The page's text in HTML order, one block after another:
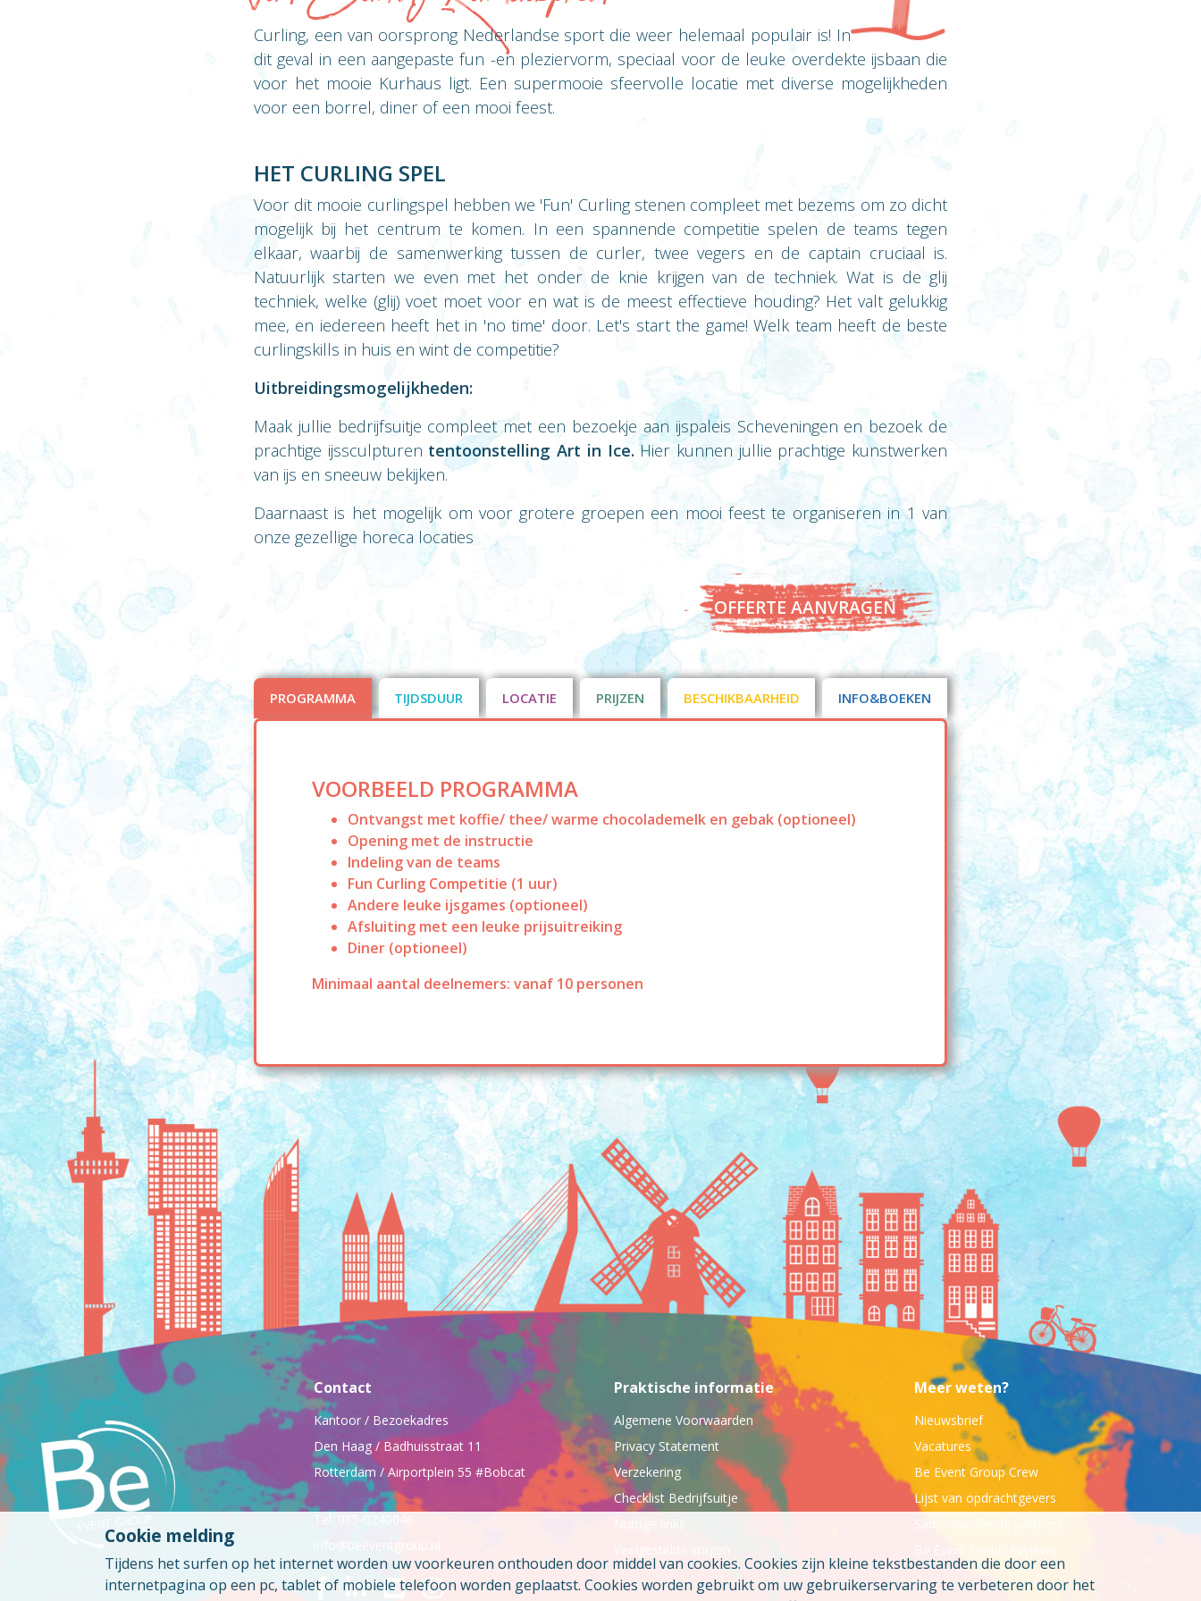
Curling, een van oorsprong Nederlandse sport die weer helemaal populair is! In
dit geval in een aangepaste fun -en pleziervorm, speciaal voor de leuke overdekte ijsbaan die
voor het mooie Kurhaus ligt. Een supermooie sfeervolle locatie met diverse mogelijkheden
voor een borrel, diner of een mooi feest.
HET CURLING SPEL
Voor dit mooie curlingspel hebben we 'Fun' Curling stenen compleet met bezems om zo dicht
mogelijk bij het centrum te komen. In een spannende competitie spelen de teams tegen
elkaar, waarbij de samenwerking tussen de curler, twee vegers en de captain cruciaal is.
Natuurlijk starten we even met het onder de knie krijgen van de techniek. Wat is de glij
techniek, welke (glij) voet moet voor en wat is de meest effectieve houding? Het valt gelukkig
mee, en iedereen heeft het in 'no time' door. Let's start the game! Welk team heeft de beste
curlingskills in huis en wint de competitie?
Uitbreidingsmogelijkheden:
Maak jullie bedrijfsuitje compleet met een bezoekje aan ijspaleis Scheveningen en bezoek de
prachtige ijssculpturen tentoonstelling Art in Ice.Hier kunnen jullie prachtige kunstwerken
van ijs en sneeuw bekijken.
Daarnaast is het mogelijk om voor grotere groepen een mooi feest te organiseren in 1 van
onze gezellige horeca locaties
OFFERTE AANVRAGEN
PROGRAMMA TIJDSDUUR LOCATIE PRIJZEN BESCHIKBAARHEID INFO&BOEKEN
VOORBEELD PROGRAMMA
Ontvangst met koffie/ thee/ warme chocolademelk en gebak (optioneel)
Opening met de instructie
Indeling van de teams
Fun Curling Competitie (1 uur)
Andere leuke ijsgames (optioneel)
Afsluiting met een leuke prijsuitreiking
Diner (optioneel)
Minimaal aantal deelnemers: vanaf 10 personen
Contact
Kantoor / Bezoekadres
Den Haag / Badhuisstraat 11
Rotterdam / Airportplein 55 #Bobcat
Praktische informatie
Algemene Voorwaarden
Privacy Statement
Verzekering
Checklist Bedrijfsuitje
Meer weten?
Nieuwsbrief
Vacatures
Be Event Group Crew
Lijst van opdrachtgevers
Samenwerkende partners
Be Event Group Reviews
Cookie melding
Tijdens het surfen op het internet worden uw voorkeuren onthouden door middel van cookies. Cookies zijn kleine tekstbestanden die door een
internetpagina op een pc, tablet of mobiele telefoon worden geplaatst. Cookies worden gebruikt om uw gebruikerservaring te verbeteren door het